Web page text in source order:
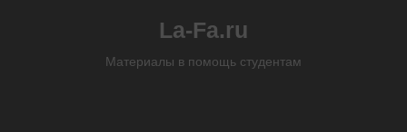
La-Fa.ru
Материалы в помощь студентам